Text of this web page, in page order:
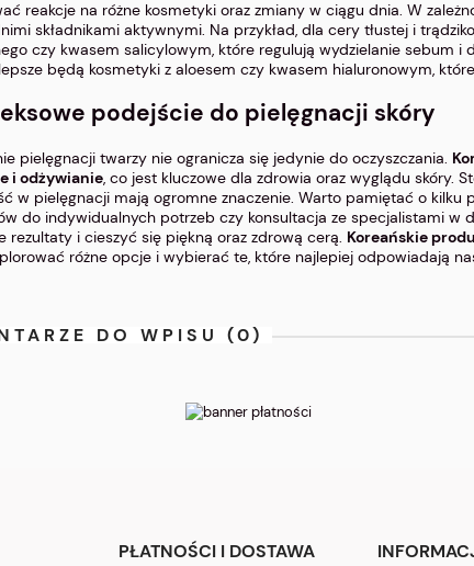
reakcje na różne kosmetyki oraz zmiany w ciągu dnia. W
składnikami aktywnymi. Na przykład, dla cery tłustej i
czy kwasem salicylowym, które regulują wydzielanie sebum i
będą kosmetyki z aloesem czy kwasem hialuronowym,
podejście do pielęgnacji skóry
pielęgnacji twarzy nie ogranicza się jedynie do oczyszczania.
i odżywianie , co jest kluczowe dla zdrowia oraz wyglądu skóry.
w pielęgnacji mają ogromne znaczenie. Warto pamiętać o
do indywidualnych potrzeb czy konsultacja ze specjalistami w
rezultaty i cieszyć się piękną oraz zdrową cerą. Koreańskie
różne opcje i wybierać te, które najlepiej odpowiadają
DO WPISU (0)
PŁATNOŚCI I DOSTAWA